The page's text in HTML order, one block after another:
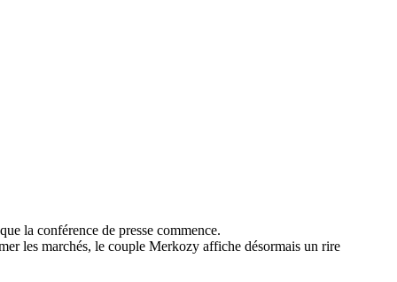
la conférence de presse commence.
les marchés, le couple Merkozy affiche désormais un rire